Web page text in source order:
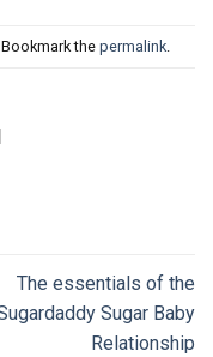
. Bookmark the permalink.
The essentials of the
Sugar Baby
Relationship